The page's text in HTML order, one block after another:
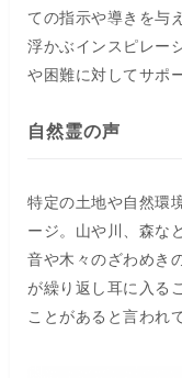
ての指示や導きを与
浮かぶインスピレー
や困難に対してサポ
自然霊の声
特定の土地や自然環
ージ。山や川、森な
音や木々のざわめき
が繰り返し耳に入る
ことがあると言われ